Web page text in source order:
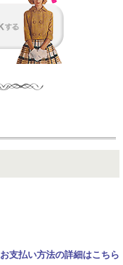
お支払い方法の詳細はこちら